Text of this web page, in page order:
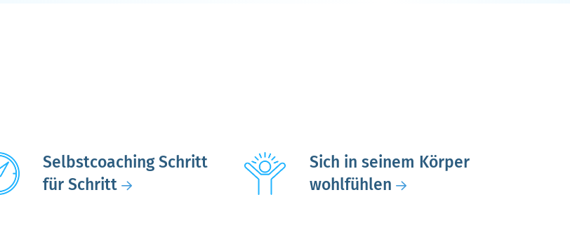
Selbstcoaching Schritt
für Schritt
Sich in seinem Körper
wohlfühlen